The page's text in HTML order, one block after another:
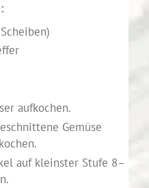
aufkochen.
Gemüse
auf kleinster Stufe 8–